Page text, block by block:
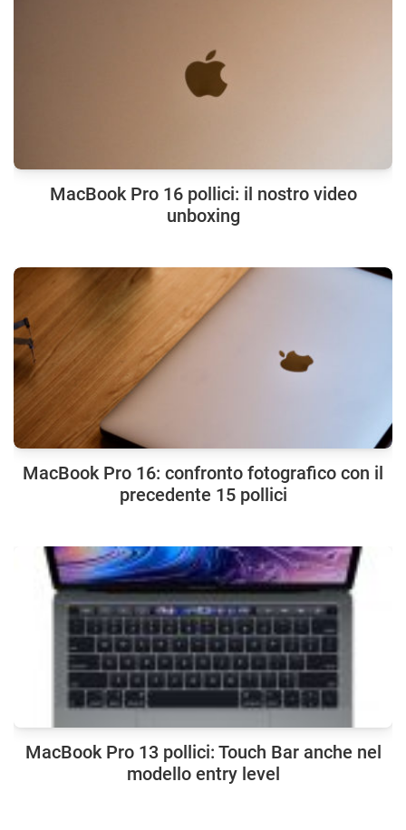
MacBook Pro 16 pollici: il nostro video
unboxing
MacBook Pro 16: confronto fotografico con il
precedente 15 pollici
MacBook Pro 13 pollici: Touch Bar anche nel
modello entry level